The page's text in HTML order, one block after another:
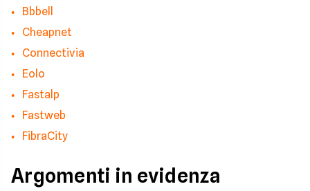
Bbbell
Cheapnet
Connectivia
Eolo
Fastalp
Fastweb
FibraCity
Argomenti in evidenza